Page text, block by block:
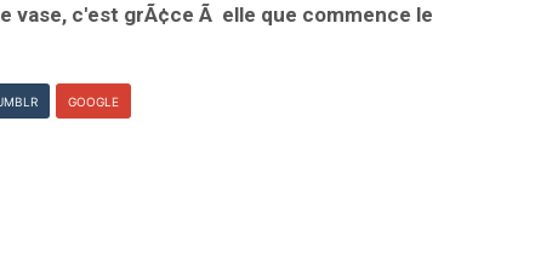
vase, c'est grÃ¢ce Ã elle que commence le
GOOGLE